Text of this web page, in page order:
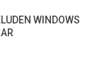
WINDOWS